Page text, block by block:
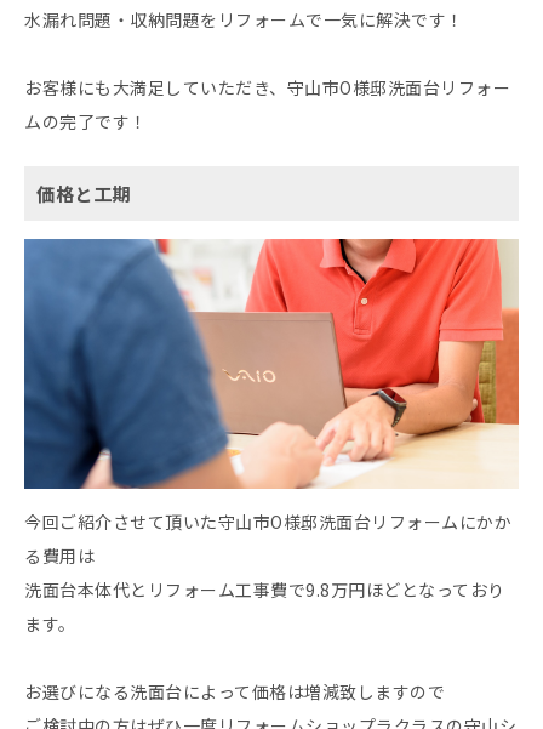
水漏れ問題・収納問題をリフォームで一気に解決です！
お客様にも大満足していただき、守山市O様邸洗面台リフォー
ムの完了です！
価格と工期
今回ご紹介させて頂いた守山市O様邸洗面台リフォームにかか
る費用は
洗面台本体代とリフォーム工事費で9.8万円ほどとなっており
ます。
お選びになる洗面台によって価格は増減致しますので